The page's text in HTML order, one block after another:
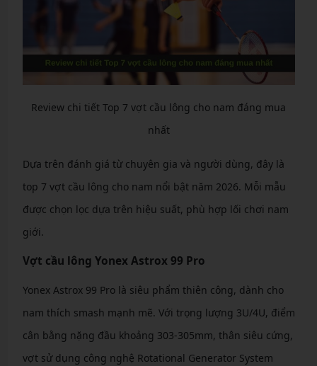
Review chi tiết Top 7 vợt cầu lông cho nam đáng mua
nhất
Dựa trên đánh giá từ chuyên gia và người dùng, đây là
top 7 vợt cầu lông cho nam nổi bật năm 2026. Mỗi mẫu
được chọn lọc dựa trên hiệu suất, phù hợp lối chơi nam
giới.
Vợt cầu lông Yonex Astrox 99 Pro
Yonex Astrox 99 Pro là siêu phẩm thiên công, dành cho
nam thích smash mạnh mẽ. Với trọng lượng 3U/4U, điểm
cân bằng nặng đầu khoảng 303-305mm, thân siêu cứng,
vợt sử dụng công nghệ Rotational Generator System